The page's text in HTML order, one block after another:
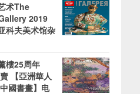
术The
2019
夫美术馆杂
樓25周年
【亞洲華人
國書畫】电